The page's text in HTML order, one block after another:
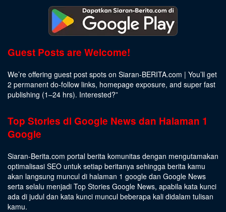
Guest Posts are Welcome!
We’re offering guest post spots on Siaran-BERITA.com | You’ll get
2 permanent do-follow links, homepage exposure, and super fast
publishing (1–24 hrs). Interested?”
Top Stories di Google News dan Halaman 1
Google
Siaran-Berita.com portal berita komunitas dengan mengutamakan
optimalisasi SEO untuk setiap beritanya sehingga berita kamu
akan langsung muncul di halaman 1 google dan Google News
serta selalu menjadi Top Stories Google News, apabila kata kunci
ada di judul dan kata kunci muncul beberapa kali didalam tulisan
kamu.